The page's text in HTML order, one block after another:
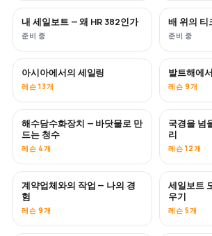
곧 공개
내 세일보트 — 왜 HR 382인가
준비 중
곧 공개
배 위의 티
준비 중
곧 공개
아시아에서의 세일링
레슨 13개
곧 공개
발트해에
레슨 9개
곧 공개
해수담수화장치 — 바닷물로 만
드는 청수
레슨 4개
국경을 넘
리
레슨 12개
곧 공개
계약업체와의 작업 — 나의 경
험
레슨 9개
곧 공개
세일보트
우기
레슨 5개